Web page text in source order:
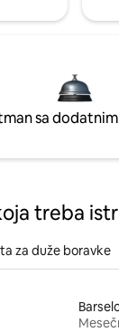
sa
treba
za duže boravke